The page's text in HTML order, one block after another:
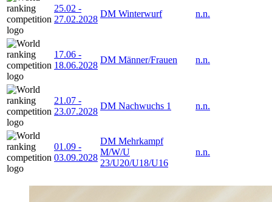
25.02 -
27.02.2028
DM Winterwurf n.n.
17.06 -
18.06.2028
DM Männer/Frauen n.n.
21.07 -
23.07.2028
DM Nachwuchs 1 n.n.
01.09 -
03.09.2028
DM Mehrkampf
M/W/U
23/U20/U18/U16
n.n.